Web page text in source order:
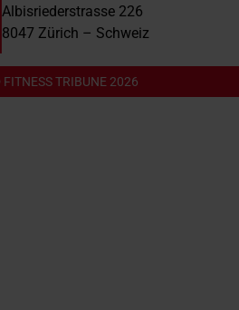
Albisriederstrasse 226
8047 Zürich – Schweiz
TRIBUNE 2026